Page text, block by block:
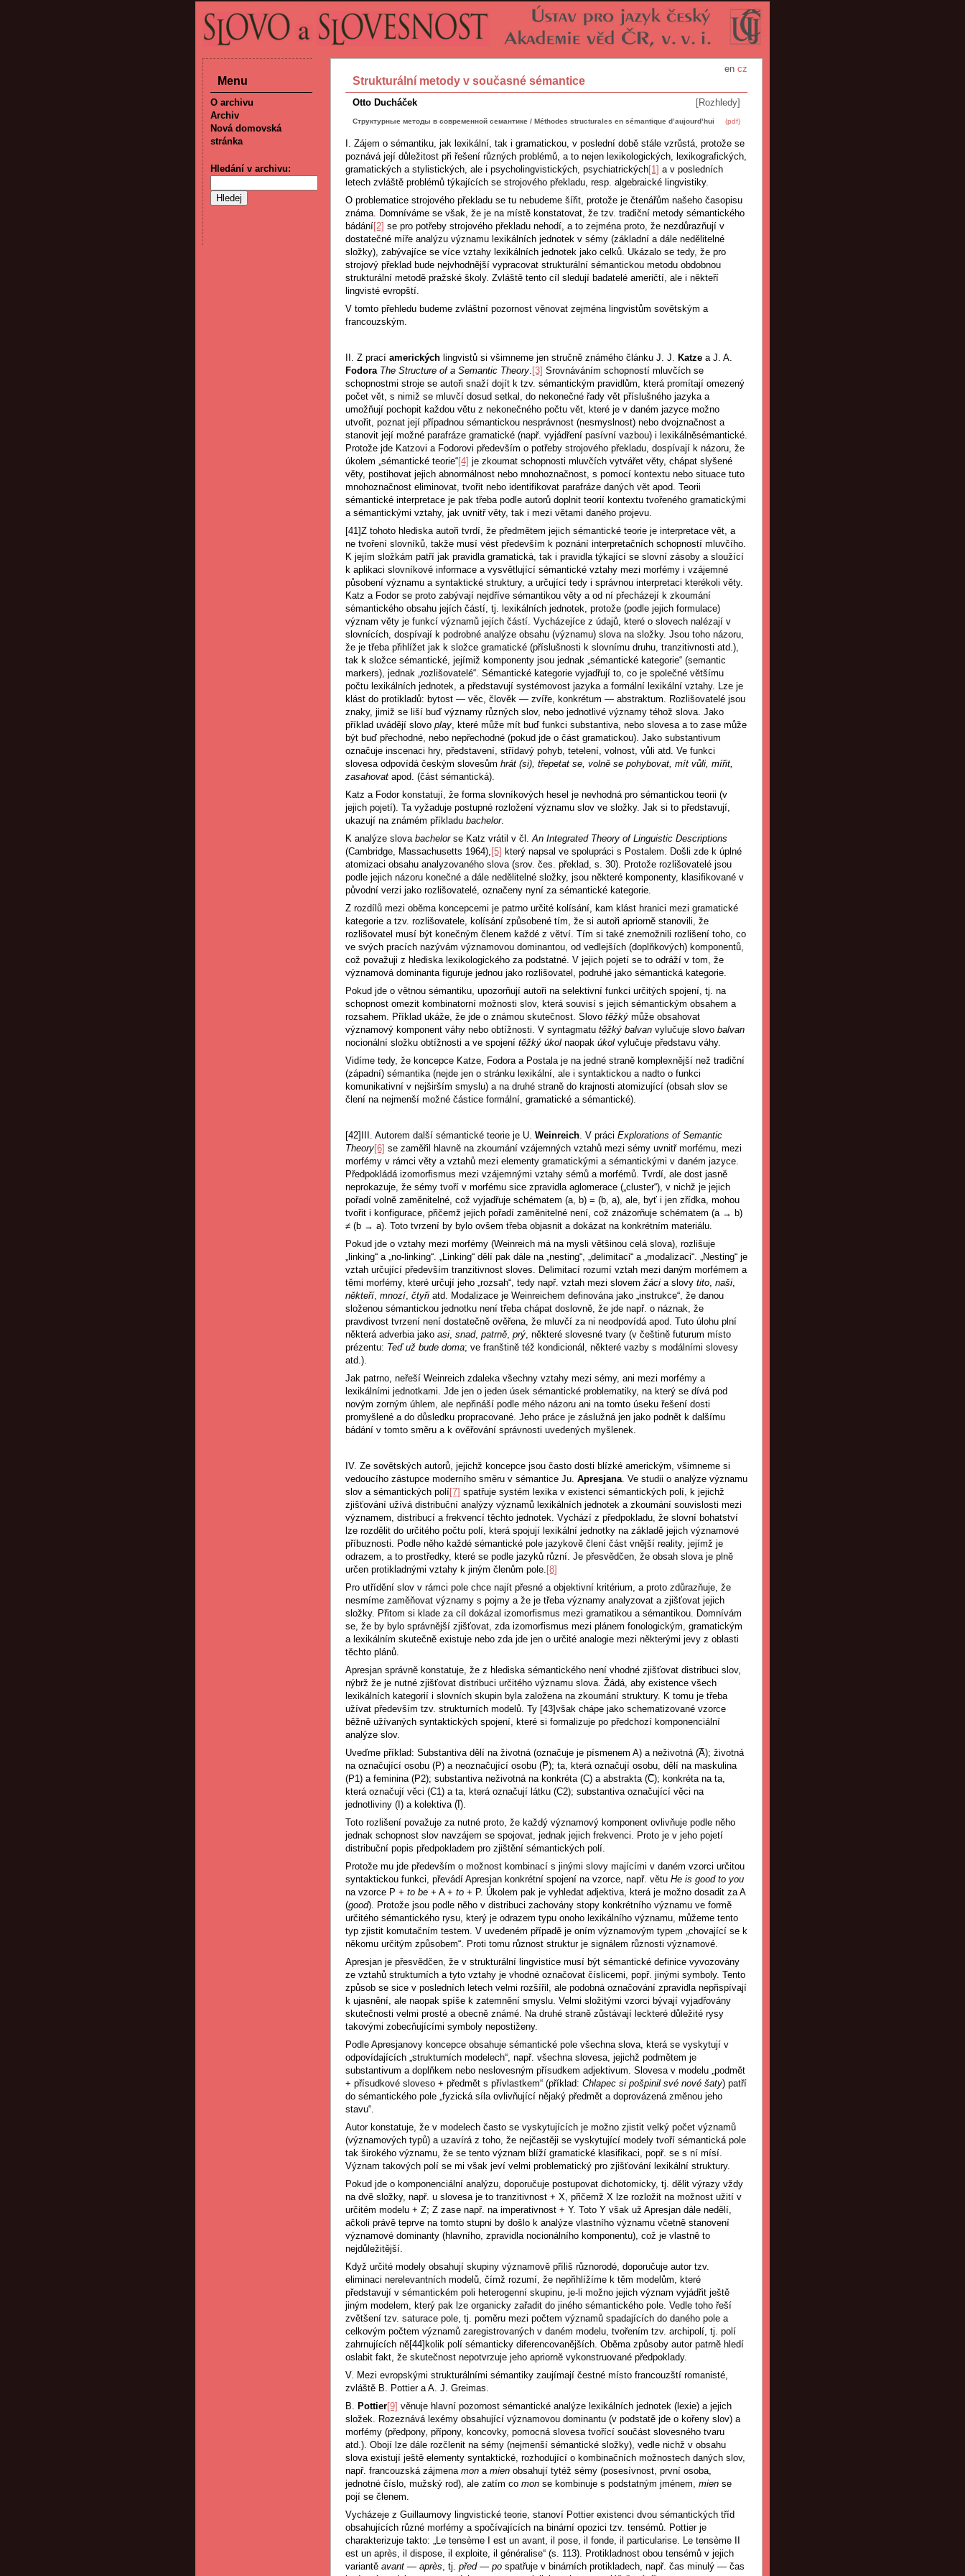
en cz
Strukturální metody v současné sémantice
Otto Ducháček [Rozhledy]
(pdf)
Структурные методы в современной семантике / Méthodes structurales en sémantique d’aujourd’hui
I. Zájem o sémantiku, jak lexikální, tak i gramatickou, v poslední době stále vzrůstá, protože se
poznává její důležitost při řešení různých problémů, a to nejen lexikologických, lexikografických,
gramatických a stylistických, ale i psycholingvistických, psychiatrických[1] a v posledních
letech zvláště problémů týkajících se strojového překladu, resp. algebraické lingvistiky.
O problematice strojového překladu se tu nebudeme šířit, protože je čtenářům našeho časopisu
známa. Domníváme se však, že je na místě konstatovat, že tzv. tradiční metody sémantického
bádání[2] se pro potřeby strojového překladu nehodí, a to zejména proto, že nezdůrazňují v
dostatečné míře analýzu významu lexikálních jednotek v sémy (základní a dále nedělitelné
složky), zabývajíce se více vztahy lexikálních jednotek jako celků. Ukázalo se tedy, že pro
strojový překlad bude nejvhodnější vypracovat strukturální sémantickou metodu obdobnou
strukturální metodě pražské školy. Zvláště tento cíl sledují badatelé američtí, ale i někteří
lingvisté evropští.
V tomto přehledu budeme zvláštní pozornost věnovat zejména lingvistům sovětským a
francouzským.
II. Z prací amerických lingvistů si všimneme jen stručně známého článku J. J. Katze a J. A.
Fodora The Structure of a Semantic Theory. [3] Srovnáváním schopností mluvčích se
schopnostmi stroje se autoři snaží dojít k tzv. sémantickým pravidlům, která promítají omezený
počet vět, s nimiž se mluvčí dosud setkal, do nekonečné řady vět příslušného jazyka a
umožňují pochopit každou větu z nekonečného počtu vět, které je v daném jazyce možno
utvořit, poznat její případnou sémantickou nesprávnost (nesmyslnost) nebo dvojznačnost a
stanovit její možné parafráze gramatické (např. vyjádření pasívní vazbou) i lexikálněsémantické.
Protože jde Katzovi a Fodorovi především o potřeby strojového překladu, dospívají k názoru, že
úkolem „sémantické teorie“[4] je zkoumat schopnosti mluvčích vytvářet věty, chápat slyšené
věty, postihovat jejich abnormálnost nebo mnohoznačnost, s pomocí kontextu nebo situace tuto
mnohoznačnost eliminovat, tvořit nebo identifikovat parafráze daných vět apod. Teorii
sémantické interpretace je pak třeba podle autorů doplnit teorií kontextu tvořeného gramatickými
a sémantickými vztahy, jak uvnitř věty, tak i mezi větami daného projevu.
[41]Z tohoto hlediska autoři tvrdí, že předmětem jejich sémantické teorie je interpretace vět, a
ne tvoření slovníků, takže musí vést především k poznání interpretačních schopností mluvčího.
K jejím složkám patří jak pravidla gramatická, tak i pravidla týkající se slovní zásoby a sloužící
k aplikaci slovníkové informace a vysvětlující sémantické vztahy mezi morfémy i vzájemné
působení významu a syntaktické struktury, a určující tedy i správnou interpretaci kterékoli věty.
Katz a Fodor se proto zabývají nejdříve sémantikou věty a od ní přecházejí k zkoumání
sémantického obsahu jejích částí, tj. lexikálních jednotek, protože (podle jejich formulace)
význam věty je funkcí významů jejích částí. Vycházejíce z údajů, které o slovech nalézají v
slovnících, dospívají k podrobné analýze obsahu (významu) slova na složky. Jsou toho názoru,
že je třeba přihlížet jak k složce gramatické (příslušnosti k slovnímu druhu, tranzitivnosti atd.),
tak k složce sémantické, jejímiž komponenty jsou jednak „sémantické kategorie“ (semantic
markers), jednak „rozlišovatelé“. Sémantické kategorie vyjadřují to, co je společné většímu
počtu lexikálních jednotek, a představují systémovost jazyka a formální lexikální vztahy. Lze je
klást do protikladů: bytost — věc, člověk — zvíře, konkrétum — abstraktum. Rozlišovatelé jsou
znaky, jimiž se liší buď významy různých slov, nebo jednotlivé významy téhož slova. Jako
příklad uvádějí slovo play, které může mít buď funkci substantiva, nebo slovesa a to zase může
být buď přechodné, nebo nepřechodné (pokud jde o část gramatickou). Jako substantivum
označuje inscenaci hry, představení, střídavý pohyb, tetelení, volnost, vůli atd. Ve funkci
slovesa odpovídá českým slovesům hrát (si), třepetat se, volně se pohybovat, mít vůli, mířit,
zasahovat apod. (část sémantická).
Katz a Fodor konstatují, že forma slovníkových hesel je nevhodná pro sémantickou teorii (v
jejich pojetí). Ta vyžaduje postupné rozložení významu slov ve složky. Jak si to představují,
ukazují na známém příkladu bachelor.
K analýze slova bachelor se Katz vrátil v čl.An Integrated Theory of Linguistic Descriptions
(Cambridge, Massachusetts 1964), [5] který napsal ve spolupráci s Postalem. Došli zde k úplné
atomizaci obsahu analyzovaného slova (srov. čes. překlad, s. 30). Protože rozlišovatelé jsou
podle jejich názoru konečné a dále nedělitelné složky, jsou některé komponenty, klasifikované v
původní verzi jako rozlišovatelé, označeny nyní za sémantické kategorie.
Z rozdílů mezi oběma koncepcemi je patrno určité kolísání, kam klást hranici mezi gramatické
kategorie a tzv. rozlišovatele, kolísání způsobené tím, že si autoři apriorně stanovili, že
rozlišovatel musí být konečným členem každé z větví. Tím si také znemožnili rozlišení toho, co
ve svých pracích nazývám významovou dominantou, od vedlejších (doplňkových) komponentů,
což považuji z hlediska lexikologického za podstatné. V jejich pojetí se to odráží v tom, že
významová dominanta figuruje jednou jako rozlišovatel, podruhé jako sémantická kategorie.
Pokud jde o větnou sémantiku, upozorňují autoři na selektivní funkci určitých spojení, tj. na
schopnost omezit kombinatorní možnosti slov, která souvisí s jejich sémantickým obsahem a
rozsahem. Příklad ukáže, že jde o známou skutečnost. Slovo těžký může obsahovat
významový komponent váhy nebo obtížnosti. V syntagmatu těžký balvan vylučuje slovo balvan
nocionální složku obtížnosti a ve spojení těžký úkol naopak úkol vylučuje představu váhy.
Vidíme tedy, že koncepce Katze, Fodora a Postala je na jedné straně komplexnější než tradiční
(západní) sémantika (nejde jen o stránku lexikální, ale i syntaktickou a nadto o funkci
komunikativní v nejširším smyslu) a na druhé straně do krajnosti atomizující (obsah slov se
člení na nejmenší možné částice formální, gramatické a sémantické).
[42]III. Autorem další sémantické teorie je U. Weinreich. V práci Explorations of Semantic
Theory[6] se zaměřil hlavně na zkoumání vzájemných vztahů mezi sémy uvnitř morfému, mezi
morfémy v rámci věty a vztahů mezi elementy gramatickými a sémantickými v daném jazyce.
Předpokládá izomorfismus mezi vzájemnými vztahy sémů a morfémů. Tvrdí, ale dost jasně
neprokazuje, že sémy tvoří v morfému sice zpravidla aglomerace („cluster“), v nichž je jejich
pořadí volně zaměnitelné, což vyjadřuje schématem (a, b) = (b, a), ale, byť i jen zřídka, mohou
tvořit i konfigurace, přičemž jejich pořadí zaměnitelné není, což znázorňuje schématem (a → b)
≠ (b → a). Toto tvrzení by bylo ovšem třeba objasnit a dokázat na konkrétním materiálu.
Pokud jde o vztahy mezi morfémy (Weinreich má na mysli většinou celá slova), rozlišuje
„linking“ a „no-linking“. „Linking“ dělí pak dále na „nesting“, „delimitaci“ a „modalizaci“. „Nesting“ je
vztah určující především tranzitivnost sloves. Delimitací rozumí vztah mezi daným morfémem a
těmi morfémy, které určují jeho „rozsah“, tedy např. vztah mezi slovem žáci a slovy tito, naši,
někteří, mnozí, čtyři atd. Modalizace je Weinreichem definována jako „instrukce“, že danou
složenou sémantickou jednotku není třeba chápat doslovně, že jde např. o náznak, že
pravdivost tvrzení není dostatečně ověřena, že mluvčí za ni neodpovídá apod. Tuto úlohu plní
některá adverbia jako asi, snad, patrně, prý, některé slovesné tvary (v češtině futurum místo
prézentu: Teď už bude doma; ve franštině též kondicionál, některé vazby s modálními slovesy
atd.).
Jak patrno, neřeší Weinreich zdaleka všechny vztahy mezi sémy, ani mezi morfémy a
lexikálními jednotkami. Jde jen o jeden úsek sémantické problematiky, na který se dívá pod
novým zorným úhlem, ale nepřináší podle mého názoru ani na tomto úseku řešení dosti
promyšlené a do důsledku propracované. Jeho práce je záslužná jen jako podnět k dalšímu
bádání v tomto směru a k ověřování správnosti uvedených myšlenek.
IV. Ze sovětských autorů, jejichž koncepce jsou často dosti blízké americkým, všimneme si
vedoucího zástupce moderního směru v sémantice Ju. Apresjana. Ve studii o analýze významu
slov a sémantických polí[7] spatřuje systém lexika v existenci sémantických polí, k jejichž
zjišťování užívá distribuční analýzy významů lexikálních jednotek a zkoumání souvislosti mezi
významem, distribucí a frekvencí těchto jednotek. Vychází z předpokladu, že slovní bohatství
lze rozdělit do určitého počtu polí, která spojují lexikální jednotky na základě jejich významové
příbuznosti. Podle něho každé sémantické pole jazykově člení část vnější reality, jejímž je
odrazem, a to prostředky, které se podle jazyků různí. Je přesvědčen, že obsah slova je plně
určen protikladnými vztahy k jiným členům pole. [8]
Pro utřídění slov v rámci pole chce najít přesné a objektivní kritérium, a proto zdůrazňuje, že
nesmíme zaměňovat významy s pojmy a že je třeba významy analyzovat a zjišťovat jejich
složky. Přitom si klade za cíl dokázal izomorfismus mezi gramatikou a sémantikou. Domnívám
se, že by bylo správnější zjišťovat, zda izomorfismus mezi plánem fonologickým, gramatickým
a lexikálním skutečně existuje nebo zda jde jen o určité analogie mezi některými jevy z oblasti
těchto plánů.
Apresjan správně konstatuje, že z hlediska sémantického není vhodné zjišťovat distribuci slov,
nýbrž že je nutné zjišťovat distribuci určitého významu slova. Žádá, aby existence všech
lexikálních kategorií i slovních skupin byla založena na zkoumání struktury. K tomu je třeba
užívat především tzv. strukturních modelů. Ty [43]však chápe jako schematizované vzorce
běžně užívaných syntaktických spojení, které si formalizuje po předchozí komponenciální
analýze slov.
Uveďme příklad: Substantiva dělí na životná (označuje je písmenem A) a neživotná (A̅); životná
na označující osobu (P) a neoznačující osobu (P̅); ta, která označují osobu, dělí na maskulina
(P1) a feminina (P2); substantiva neživotná na konkréta (C) a abstrakta (C̅); konkréta na ta,
která označují věci (C1) a ta, která označují látku (C2); substantiva označující věci na
jednotliviny (I) a kolektiva (I̅).
Toto rozlišení považuje za nutné proto, že každý významový komponent ovlivňuje podle něho
jednak schopnost slov navzájem se spojovat, jednak jejich frekvenci. Proto je v jeho pojetí
distribuční popis předpokladem pro zjištění sémantických polí.
Protože mu jde především o možnost kombinací s jinými slovy majícími v daném vzorci určitou
syntaktickou funkci, převádí Apresjan konkrétní spojení na vzorce, např. větu He is good to you
na vzorce P + to be + A + to + P. Úkolem pak je vyhledat adjektiva, která je možno dosadit za A
(good). Protože jsou podle něho v distribuci zachovány stopy konkrétního významu ve formě
určitého sémantického rysu, který je odrazem typu onoho lexikálního významu, můžeme tento
typ zjistit komutačním testem. V uvedeném případě je oním významovým typem „chovající se k
někomu určitým způsobem“. Proti tomu různost struktur je signálem různosti významové.
Apresjan je přesvědčen, že v strukturální lingvistice musí být sémantické definice vyvozovány
ze vztahů strukturních a tyto vztahy je vhodné označovat číslicemi, popř. jinými symboly. Tento
způsob se sice v posledních letech velmi rozšířil, ale podobná označování zpravidla nepřispívají
k ujasnění, ale naopak spíše k zatemnění smyslu. Velmi složitými vzorci bývají vyjadřovány
skutečnosti velmi prosté a obecně známé. Na druhé straně zůstávají leckteré důležité rysy
takovými zobecňujícími symboly nepostiženy.
Podle Apresjanovy koncepce obsahuje sémantické pole všechna slova, která se vyskytují v
odpovídajících „strukturních modelech“, např. všechna slovesa, jejichž podmětem je
substantivum a doplňkem nebo neslovesným přísudkem adjektivum. Slovesa v modelu „podmět
+ přísudkové sloveso + předmět s přívlastkem“ (příklad: Chlapec si pošpinil své nové šaty) patří
do sémantického pole „fyzická síla ovlivňující nějaký předmět a doprovázená změnou jeho
stavu“.
Autor konstatuje, že v modelech často se vyskytujících je možno zjistit velký počet významů
(významových typů) a uzavírá z toho, že nejčastěji se vyskytující modely tvoří sémantická pole
tak širokého významu, že se tento význam blíží gramatické klasifikaci, popř. se s ní mísí.
Význam takových polí se mi však jeví velmi problematický pro zjišťování lexikální struktury.
Pokud jde o komponenciální analýzu, doporučuje postupovat dichotomicky, tj. dělit výrazy vždy
na dvě složky, např. u slovesa je to tranzitivnost + X, přičemž X lze rozložit na možnost užití v
určitém modelu + Z; Z zase např. na imperativnost + Y. Toto Y však už Apresjan dále nedělí,
ačkoli právě teprve na tomto stupni by došlo k analýze vlastního významu včetně stanovení
významové dominanty (hlavního, zpravidla nocionálního komponentu), což je vlastně to
nejdůležitější.
Když určité modely obsahují skupiny významově příliš různorodé, doporučuje autor tzv.
eliminaci nerelevantních modelů, čímž rozumí, že nepřihlížíme k těm modelům, které
představují v sémantickém poli heterogenní skupinu, je-li možno jejich význam vyjádřit ještě
jiným modelem, který pak lze organicky zařadit do jiného sémantického pole. Vedle toho řeší
zvětšení tzv. saturace pole, tj. poměru mezi počtem významů spadajících do daného pole a
celkovým počtem významů zaregistrovaných v daném modelu, tvořením tzv. archipolí, tj. polí
zahrnujících ně[44]kolik polí sémanticky diferencovanějších. Oběma způsoby autor patrně hledí
oslabit fakt, že skutečnost nepotvrzuje jeho apriorně vykonstruované předpoklady.
V. Mezi evropskými strukturálními sémantiky zaujímají čestné místo francouzští romanisté,
zvláště B. Pottier a A. J. Greimas.
B. Pottier[9] věnuje hlavní pozornost sémantické analýze lexikálních jednotek (lexie) a jejich
složek. Rozeznává lexémy obsahující významovou dominantu (v podstatě jde o kořeny slov) a
morfémy (předpony, přípony, koncovky, pomocná slovesa tvořící součást slovesného tvaru
atd.). Obojí lze dále rozčlenit na sémy (nejmenší sémantické složky), vedle nichž v obsahu
slova existují ještě elementy syntaktické, rozhodující o kombinačních možnostech daných slov,
např. francouzská zájmena mon a mien obsahují tytéž sémy (posesívnost, první osoba,
jednotné číslo, mužský rod), ale zatím co mon se kombinuje s podstatným jménem, mien se
pojí se členem.
Vycházeje z Guillaumovy lingvistické teorie, stanoví Pottier existenci dvou sémantických tříd
obsahujících různé morfémy a spočívajících na binární opozici tzv. tensémů. Pottier je
charakterizuje takto: „Le tensème I est un avant, il pose, il fonde, il particularise. Le tensème II
est un après, il dispose, il exploite, il généralise“ (s. 113). Protikladnost obou tensémů v jejich
variantě avant — après, tj. před — po spatřuje v binárních protikladech, např. čas minulý — čas
Menu
O archivu
Archiv
Nová domovská
stránka
Hledání v archivu: